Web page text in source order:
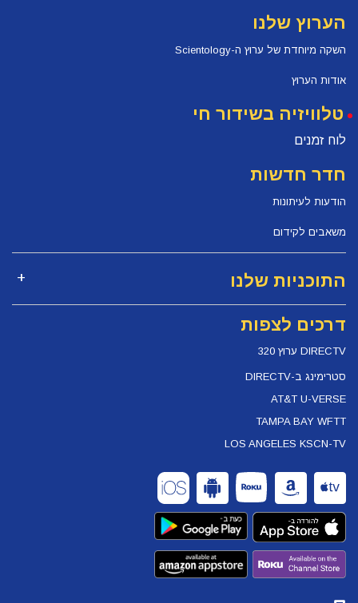
הערוץ שלנו
השקה מיוחדת של ערוץ ה-Scientology
אודות הערוץ
טלוויזיה בשידור חי
לוח זמנים
חדר חדשות
הודעות לעיתונות
משאבים לקידום
התוכניות שלנו
דרכים לצפות
DIRECTV ערוץ 320
סטרימינג ב-DIRECTV
AT&T U-VERSE
TAMPA BAY WFTT
LOS ANGELES KSCN-TV